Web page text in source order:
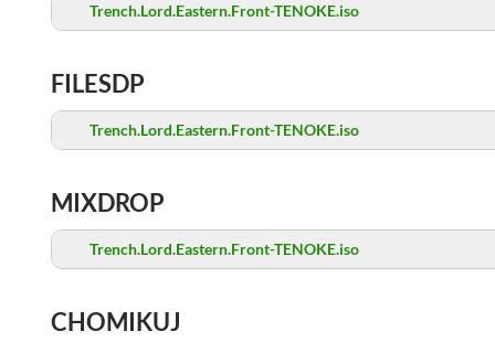
Trench.Lord.Eastern.Front-TENOKE.iso
FILESDP
Trench.Lord.Eastern.Front-TENOKE.iso
MIXDROP
Trench.Lord.Eastern.Front-TENOKE.iso
CHOMIKUJ